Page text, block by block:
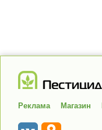
Реклама Магазин